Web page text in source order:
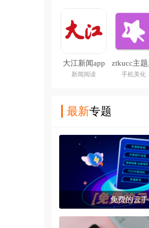
大江新闻app
下载安装最新
版
新闻阅读
ztkucc主
安卓仿苹果
app
手机美化
最新专题
免费的云